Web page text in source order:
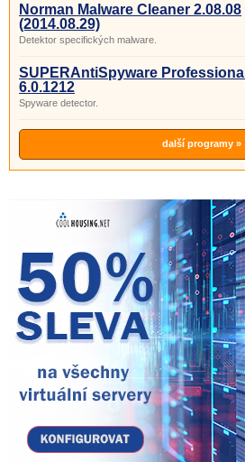
Norman Malware Cleaner 2.08.08
(2014.08.29)
Detektor specifických malware.
SUPERAntiSpyware Professional
6.0.1212
Spyware detector.
další programy »